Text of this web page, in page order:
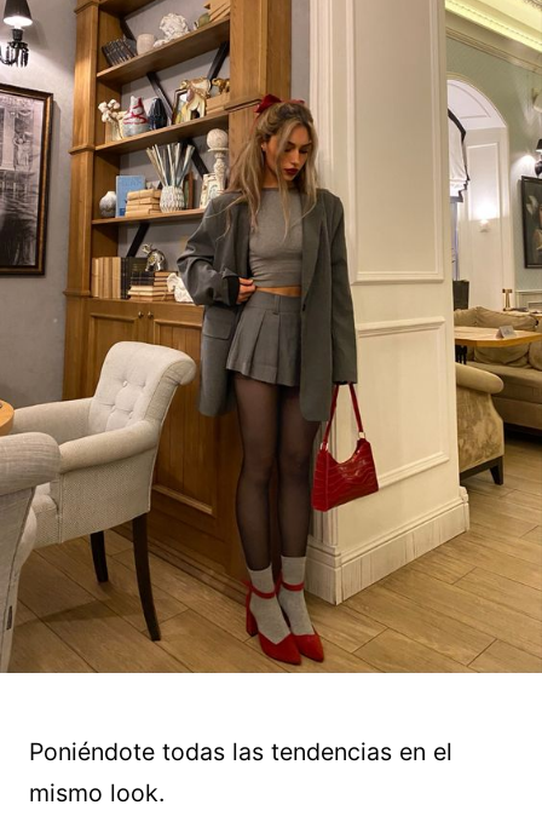
Poniéndote todas las tendencias en el
mismo look.